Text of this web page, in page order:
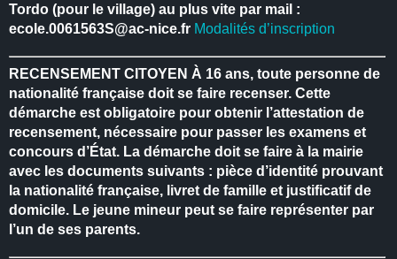
Tordo (pour le village) au plus vite par mail :
ecole.0061563S@ac-nice.fr Modalités d’inscription
RECENSEMENT CITOYEN À 16 ans, toute personne de
nationalité française doit se faire recenser. Cette
démarche est obligatoire pour obtenir l’attestation de
recensement, nécessaire pour passer les examens et
concours d’État. La démarche doit se faire à la mairie
avec les documents suivants : pièce d’identité prouvant
la nationalité française, livret de famille et justificatif de
domicile. Le jeune mineur peut se faire représenter par
l’un de ses parents.